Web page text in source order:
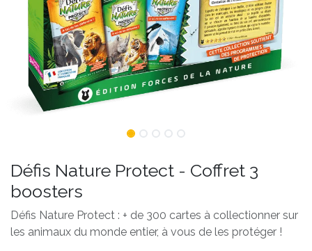
Défis Nature Protect - Coffret 3
boosters
Défis Nature Protect : + de 300 cartes à collectionner sur
les animaux du monde entier, à vous de les protéger !